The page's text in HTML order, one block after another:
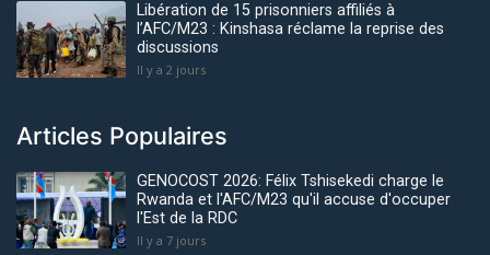
Libération de 15 prisonniers affiliés à
l’AFC/M23 : Kinshasa réclame la reprise des
discussions
Il y a 2 jours
Articles Populaires
GENOCOST 2026: Félix Tshisekedi charge le
Rwanda et l'AFC/M23 qu'il accuse d'occuper
l'Est de la RDC
Il y a 7 jours